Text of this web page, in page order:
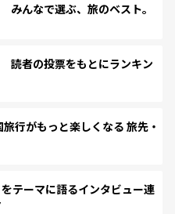
んなで選ぶ、旅のベスト。
読者の投票をもとにランキン
行がもっと楽しくなる 旅先・
テーマに語るインタビュー連